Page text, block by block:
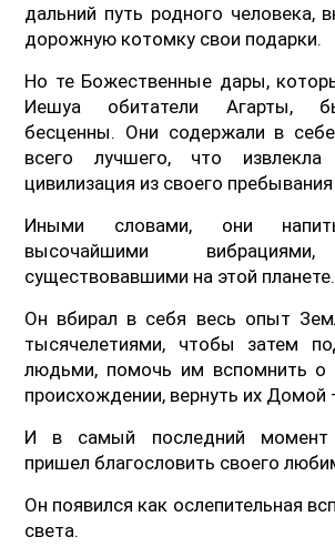
дальний путь родного человека,
дорожную котомку свои подарки.
Но те Божественные дары,
Иешуа обитатели Агарты,
бесценны. Они содержали в
всего лучшего, что
цивилизация из своего
Иными словами, они
высочайшими
существовавшими на этой планете.
Он вбирал в себя весь опыт
тысячелетиями, чтобы затем
людьми, помочь им вспомнить о
происхождении, вернуть их Домой
И в самый последний момент
пришел благословить своего
Он появился как ослепительная
света.